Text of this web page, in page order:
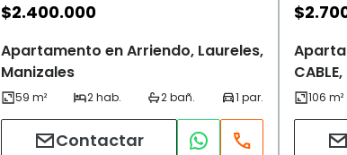
$2.400.000
Apartamento en Arriendo, Laureles,
Manizales
Contactar
$